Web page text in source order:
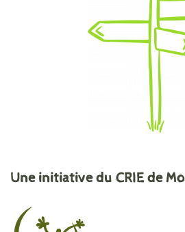
Une initiative du CRIE de